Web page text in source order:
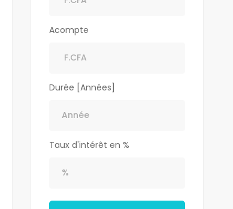
Acompte
Durée [Années]
Taux d'intérêt en %